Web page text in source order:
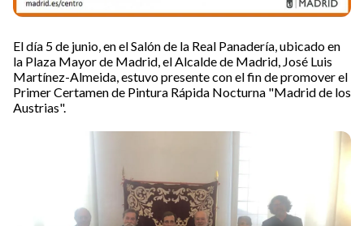
El día 5 de junio, en el Salón de la Real Panadería, ubicado en
la Plaza Mayor de Madrid, el Alcalde de Madrid, José Luis
Martínez-Almeida, estuvo presente con el fin de promover el
Primer Certamen de Pintura Rápida Nocturna "Madrid de los
Austrias".